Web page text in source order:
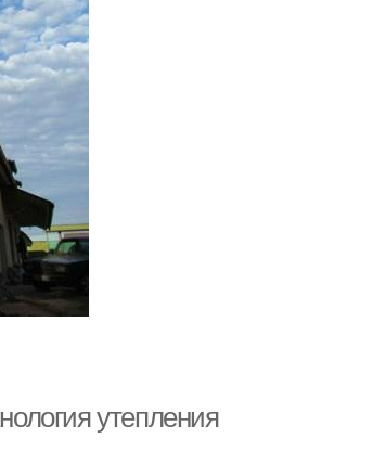
утепления